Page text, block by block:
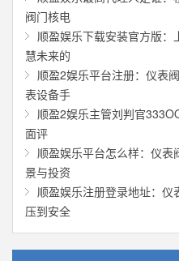
阀门核电
顺盈娱乐下载安装官方版：
慧未来的
顺盈2娱乐平台注册：仪表
表设备手
顺盈2娱乐主管刘判官
面评
顺盈娱乐平台怎么样：仪
景与投资
顺盈娱乐注册登录地址：
压到安全